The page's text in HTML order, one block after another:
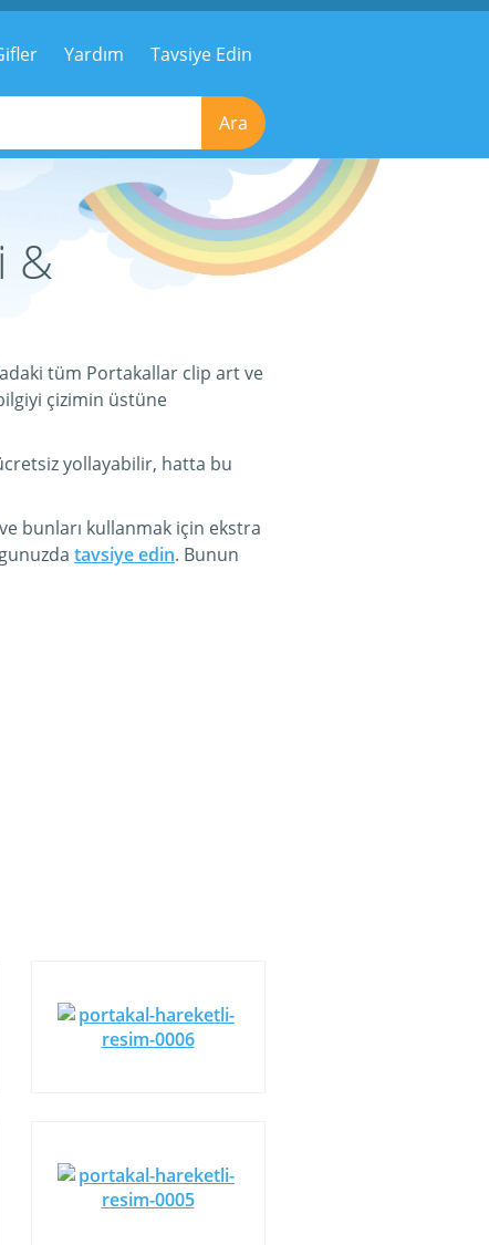
Yardım Tavsiye Edin
Ara
&
tüm Portakallar clip art ve
çizimin üstüne
yollayabilir, hatta bu
bunları kullanmak için ekstra
tavsiye edin. Bunun